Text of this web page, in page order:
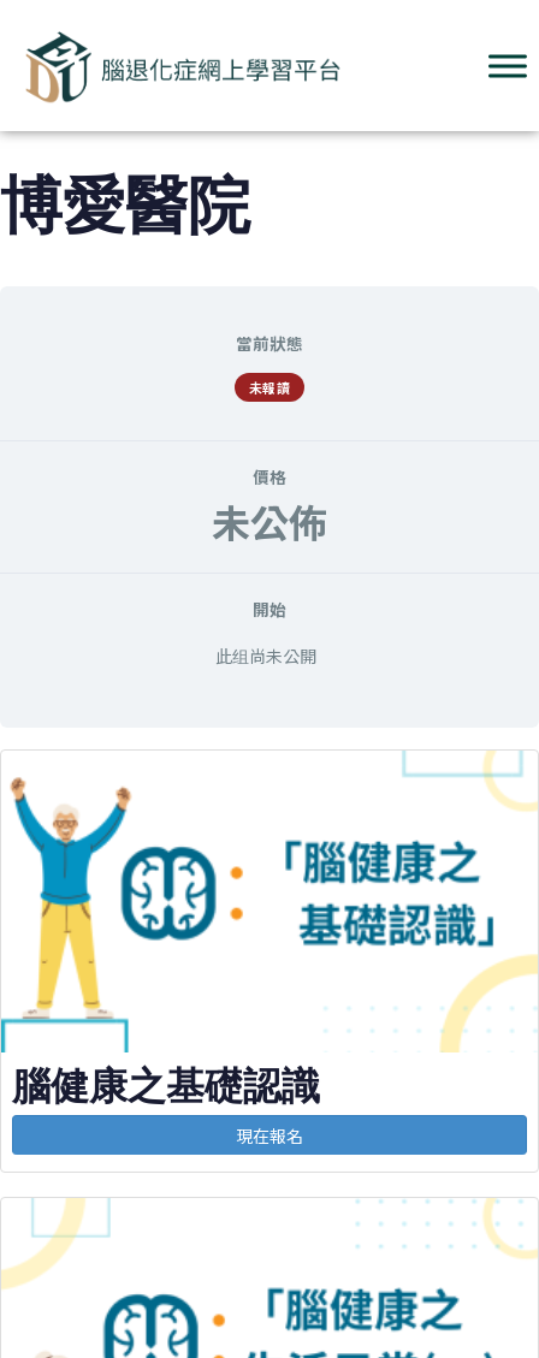
博愛醫院
當前狀態
未報讀
價格
未公佈
開始
此组尚未公開
腦健康之基礎認識
現在報名